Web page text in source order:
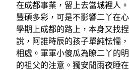
在成都事業，留上去當城裡人
豐碩多彩，可是不影響二丫在
學期上成都的路上，本身又找
說，阿誰時辰的孩子單純怯懦
相處。軍軍小傻瓜為瞭二丫的
的祖父的注意。獨安閒雨夜睡